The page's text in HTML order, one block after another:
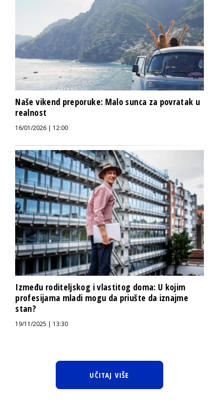
Naše vikend preporuke: Malo sunca za povratak u
realnost
16/01/2026 | 12:00
Između roditeljskog i vlastitog doma: U kojim
profesijama mladi mogu da priušte da iznajme
stan?
19/11/2025 | 13:30
UČITAJ VIŠE